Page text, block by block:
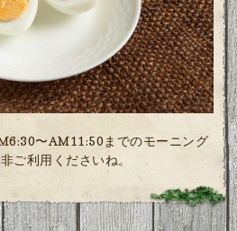
〜AM11:50までのモーニング
ご利用くださいね。